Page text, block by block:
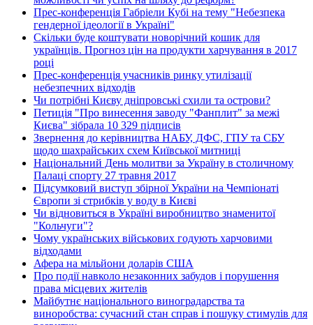
Прес-конференція Габріели Кубі на тему "Небезпека
гендерної ідеології в Україні"
Скільки буде коштувати новорічний кошик для
українців. Прогноз цін на продукти харчування в 2017
році
Прес-конференція учасників ринку утилізації
небезпечних відходів
Чи потрібні Києву дніпровські схили та острови?
Петиція "Про винесення заводу "Фанплит" за межі
Києва" зібрала 10 329 підписів
Звернення до керівництва НАБУ, ДФС, ГПУ та СБУ
щодо шахрайських схем Київської митниці
Національний День молитви за Україну в столичному
Палаці спорту 27 травня 2017
Підсумковий виступ збірної України на Чемпіонаті
Європи зі стрибків у воду в Києві
Чи відновиться в Україні виробництво знаменитої
"Кольчуги"?
Чому українських військових годують харчовими
відходами
Афера на мільйони доларів США
Про події навколо незаконних забудов і порушення
права місцевих жителів
Майбутнє національного виноградарства та
виноробства: сучасний стан справ і пошуку стимулів для